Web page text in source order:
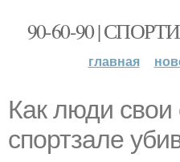
90-60-90 |
главная
Как люди свои
спортзале